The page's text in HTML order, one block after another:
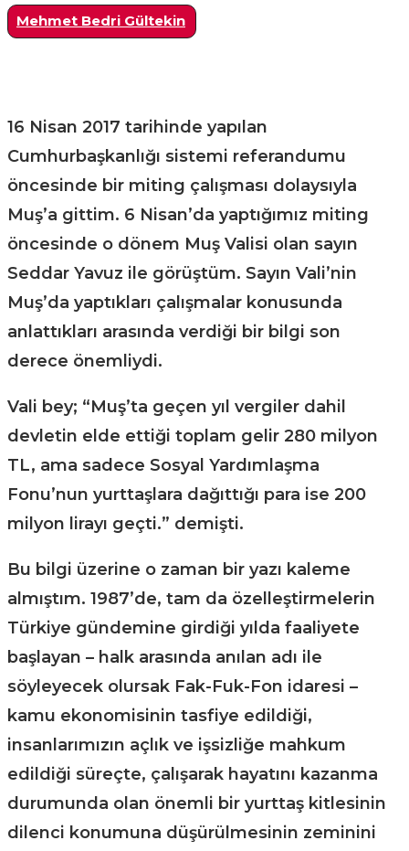
Mehmet Bedri Gültekin
16 Nisan 2017 tarihinde yapılan
Cumhurbaşkanlığı sistemi referandumu
öncesinde bir miting çalışması dolaysıyla
Muş’a gittim. 6 Nisan’da yaptığımız miting
öncesinde o dönem Muş Valisi olan sayın
Seddar Yavuz ile görüştüm. Sayın Vali’nin
Muş’da yaptıkları çalışmalar konusunda
anlattıkları arasında verdiği bir bilgi son
derece önemliydi.
Vali bey; “Muş’ta geçen yıl vergiler dahil
devletin elde ettiği toplam gelir 280 milyon
TL, ama sadece Sosyal Yardımlaşma
Fonu’nun yurttaşlara dağıttığı para ise 200
milyon lirayı geçti.” demişti.
Bu bilgi üzerine o zaman bir yazı kaleme
almıştım. 1987’de, tam da özelleştirmelerin
Türkiye gündemine girdiği yılda faaliyete
başlayan – halk arasında anılan adı ile
söyleyecek olursak Fak-Fuk-Fon idaresi –
kamu ekonomisinin tasfiye edildiği,
insanlarımızın açlık ve işsizliğe mahkum
edildiği süreçte, çalışarak hayatını kazanma
durumunda olan önemli bir yurttaş kitlesinin
dilenci konumuna düşürülmesinin zeminini